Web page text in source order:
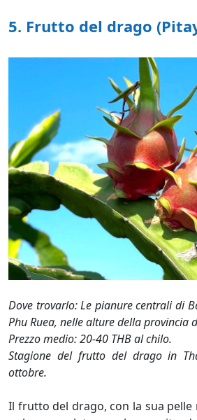
5. Frutto del drago
Dove trovarlo: Le pianure centrali di
Phu Ruea, nelle alture della provincia
Prezzo medio: 20-40 THB al chilo.
Stagione del frutto del drago in
ottobre.
Il frutto del drago, con la sua pelle